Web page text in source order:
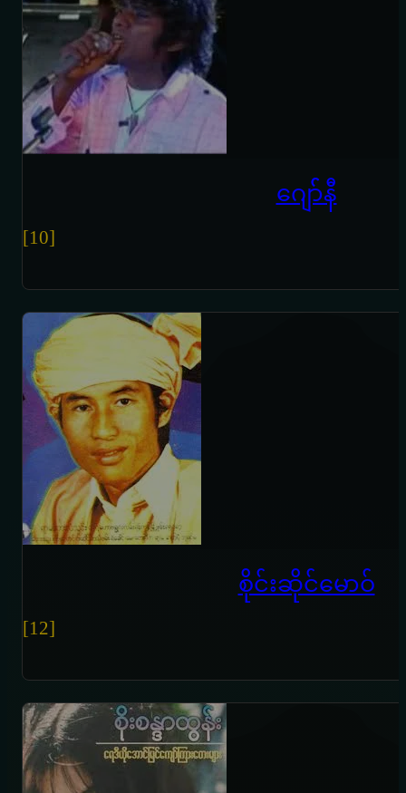
ဂျော််နီ
[10]
စိုင်းဆိုင်မောဝ်
[12]